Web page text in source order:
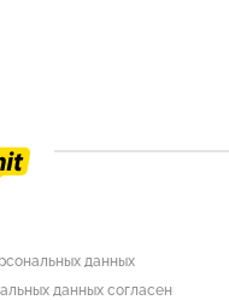
данных
данных согласен